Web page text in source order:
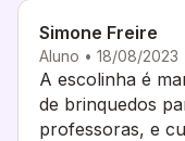
Simone Freire
Aluno • 18/08/2023
A escolinha é
de brinquedos
professoras, e